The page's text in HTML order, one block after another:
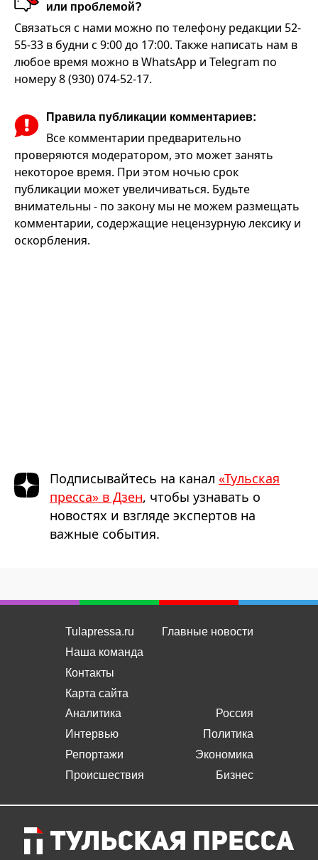
или проблемой?
Связаться с нами можно по телефону редакции 52-
55-33 в будни с 9:00 до 17:00. Также написать нам в
любое время можно в WhatsApp и Telegram по
номеру 8 (930) 074-52-17.
Правила публикации комментариев:
Все комментарии предварительно
проверяются модератором, это может занять
некоторое время. При этом ночью срок
публикации может увеличиваться. Будьте
внимательны - по закону мы не можем размещать
комментарии, содержащие нецензурную лексику и
оскорбления.
Подписывайтесь на канал «Тульская
пресса» в Дзен, чтобы узнавать о
новостях и взгляде экспертов на
важные события.
Tulapressa.ru
Наша команда
Контакты
Карта сайта
Главные новости
Аналитика
Интервью
Репортажи
Происшествия
Россия
Политика
Экономика
Бизнес